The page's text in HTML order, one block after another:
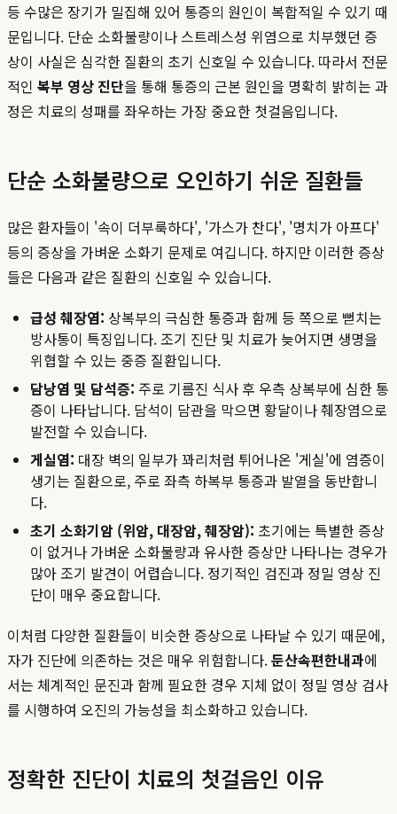
등 수많은 장기가 밀집해 있어 통증의 원인이 복합적일 수 있기 때
문입니다. 단순 소화불량이나 스트레스성 위염으로 치부했던 증
상이 사실은 심각한 질환의 초기 신호일 수 있습니다. 따라서 전문
적인 복부 영상 진단을 통해 통증의 근본 원인을 명확히 밝히는 과
정은 치료의 성패를 좌우하는 가장 중요한 첫걸음입니다.
단순 소화불량으로 오인하기 쉬운 질환들
많은 환자들이 '속이 더부룩하다', '가스가 찬다', '명치가 아프다'
등의 증상을 가벼운 소화기 문제로 여깁니다. 하지만 이러한 증상
들은 다음과 같은 질환의 신호일 수 있습니다.
급성 췌장염: 상복부의 극심한 통증과 함께 등 쪽으로 뻗치는
방사통이 특징입니다. 조기 진단 및 치료가 늦어지면 생명을
위협할 수 있는 중증 질환입니다.
담낭염 및 담석증: 주로 기름진 식사 후 우측 상복부에 심한 통
증이 나타납니다. 담석이 담관을 막으면 황달이나 췌장염으로
발전할 수 있습니다.
게실염: 대장 벽의 일부가 꽈리처럼 튀어나온 '게실'에 염증이
생기는 질환으로, 주로 좌측 하복부 통증과 발열을 동반합니
다.
초기 소화기암 (위암, 대장암, 췌장암): 초기에는 특별한 증상
이 없거나 가벼운 소화불량과 유사한 증상만 나타나는 경우가
많아 조기 발견이 어렵습니다. 정기적인 검진과 정밀 영상 진
단이 매우 중요합니다.
이처럼 다양한 질환들이 비슷한 증상으로 나타날 수 있기 때문에,
자가 진단에 의존하는 것은 매우 위험합니다.둔산속편한내과에
서는 체계적인 문진과 함께 필요한 경우 지체 없이 정밀 영상 검사
를 시행하여 오진의 가능성을 최소화하고 있습니다.
정확한 진단이 치료의 첫걸음인 이유